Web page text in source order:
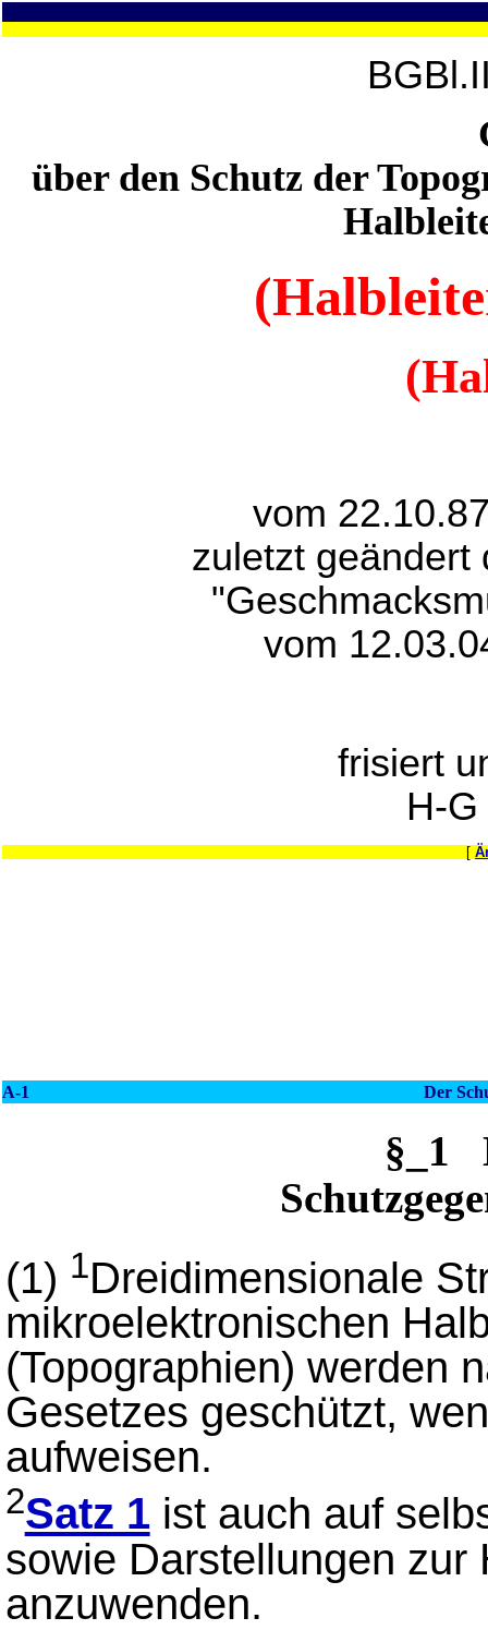
über den Schutz der
vom
zuletzt geändert
vom
frisiert
H-
[
A-1 Der
§_1
(1) 1Dreidimensionale
mikroelektronischen
(Topographien) werden
Gesetzes geschützt,
aufweisen.
2Satz 1ist auch auf
sowie Darstellungen zur
anzuwenden.